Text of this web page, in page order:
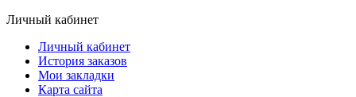
Личный кабинет
Личный кабинет
История заказов
Мои закладки
Карта сайта